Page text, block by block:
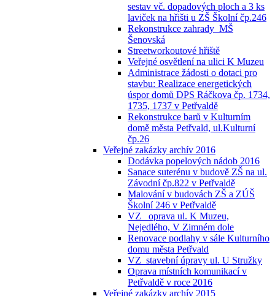
sestav vč. dopadových ploch a 3 ks
laviček na hřišti u ZŠ Školní čp.246
Rekonstrukce zahrady_MŠ
Šenovská
Streetworkoutové hřiště
Veřejné osvětlení na ulici K Muzeu
Administrace žádosti o dotaci pro
stavbu: Realizace energetických
úspor domů DPS Ráčkova čp. 1734,
1735, 1737 v Petřvaldě
Rekonstrukce barů v Kulturním
domě města Petřvald, ul.Kulturní
čp.26
Veřejné zakázky archív 2016
Dodávka popelových nádob 2016
Sanace suterénu v budově ZŠ na ul.
Závodní čp.822 v Petřvaldě
Malování v budovách ZŠ a ZÚŠ
Školní 246 v Petřvaldě
VZ_ oprava ul. K Muzeu,
Nejedlého, V Zimném dole
Renovace podlahy v sále Kulturního
domu města Petřvald
VZ_stavební úpravy ul. U Stružky
Oprava místních komunikací v
Petřvaldě v roce 2016
Veřejné zakázky archív 2015